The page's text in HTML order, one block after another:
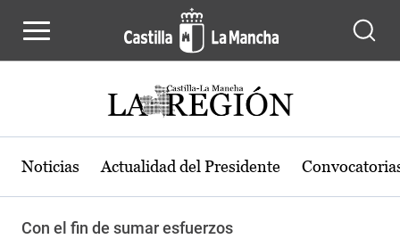
Noticias Actualidad del Presidente
Con el fin de sumar esfuerzos